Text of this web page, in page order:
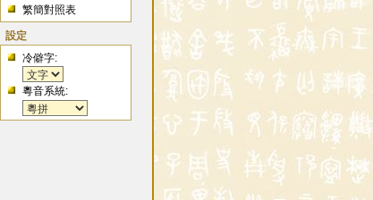
繁簡對照表
設定
冷僻字:
粵音系統: